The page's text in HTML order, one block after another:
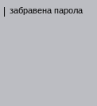
забравена парола